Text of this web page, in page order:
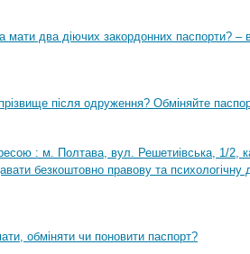
два діючих закордонних паспорти? –
після одруження? Обміняйте
: м. Полтава, вул. Решетиівська, 1/2,
безкоштовно правову та
обміняти чи поновити паспорт?